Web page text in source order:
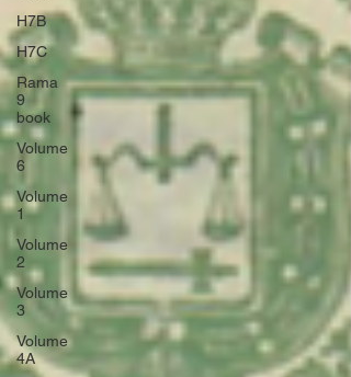
H7B
H7C
Rama
9
book
Volume
6
Volume
1
Volume
2
Volume
3
Volume
4A